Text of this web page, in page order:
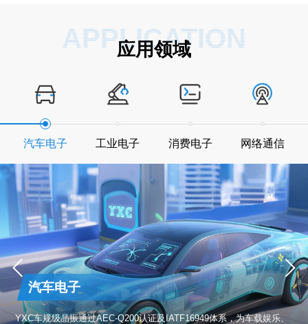
APPLICATION
应用领域
汽车电子 工业电子 消费电子 网络通信
汽车电子
YXC车规级晶振通过AEC-Q200认证及IATF16949体系，为车载娱乐、